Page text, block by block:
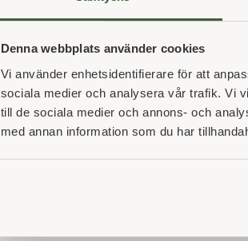
Denna webbplats använder cookies
Vi använder enhetsidentifierare för att
sociala medier och analysera vår trafik. Vi
till de sociala medier och annons- och
med annan information som du har